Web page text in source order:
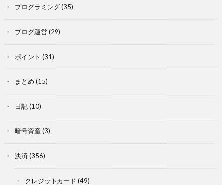
プログラミング(35)
ブログ運営(29)
ポイント (31)
まとめ (15)
日記(10)
暗号資産 (3)
決済 (356)
クレジットカード (49)